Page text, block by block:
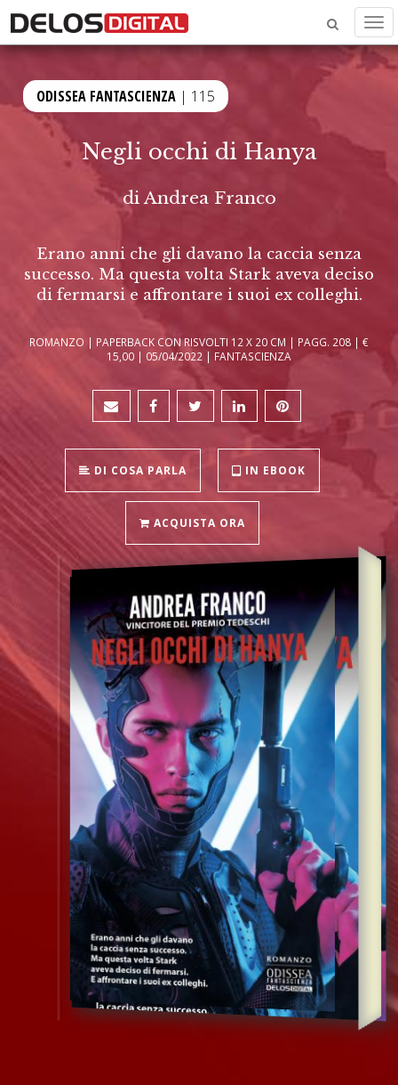
ODISSEA FANTASCIENZA | 115
Negli occhi di Hanya
diAndrea Franco
Erano anni che gli davano la caccia senza
successo. Ma questa volta Stark aveva deciso
di fermarsi e affrontare i suoi ex colleghi.
ROMANZO | PAPERBACK CON RISVOLTI 12 X 20 CM | PAGG. 208 | €
15,00 | 05/04/2022 | FANTASCIENZA
DI COSA PARLA IN EBOOK
ACQUISTA ORA